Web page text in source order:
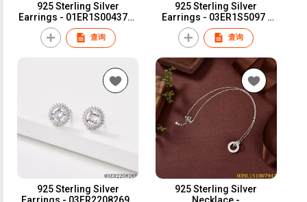
925 Sterling Silver
Earrings - 01ER1S004378 |
Blossom CS Jewelry
查询
925 Sterling Silver
Earrings - 03ER1S5097 |
Blossom CS Jewelry
查询
925 Sterling Silver
925 Sterling Silver